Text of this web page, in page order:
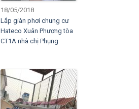
18/05/2018
Lắp giàn phơi chung cư
Hateco Xuân Phương tòa
CT1A nhà chị Phụng